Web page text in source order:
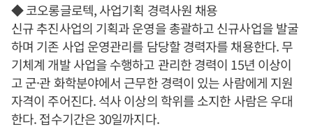
◆ 코오롱글로텍, 사업기획 경력사원 채용
신규 추진사업의 기획과 운영을 총괄하고 신규사업을 발굴
하며 기존 사업 운영관리를 담당할 경력자를 채용한다. 무
기체계 개발 사업을 수행하고 관리한 경력이 15년 이상이
고 군·관 화학분야에서 근무한 경력이 있는 사람에게 지원
자격이 주어진다. 석사 이상의 학위를 소지한 사람은 우대
한다. 접수기간은 30일까지다.